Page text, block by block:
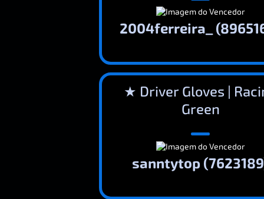
2004ferreira_
★ Driver Gloves |
Green
sanntytop